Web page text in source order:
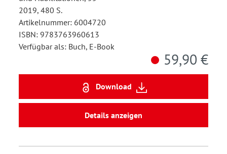
2019, 480 S.
Artikelnummer: 6004720
ISBN: 9783763960613
Verfügbar als: Buch, E-Book
59,90 €
Download
Details anzeigen